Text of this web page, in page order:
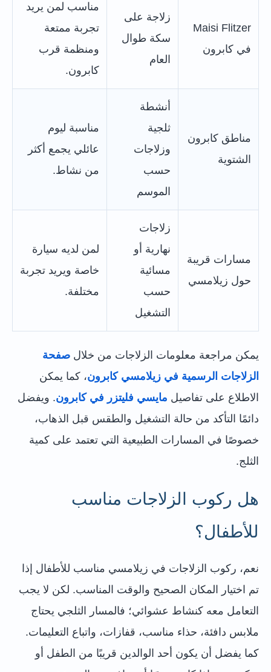
Maisi Flitzer
في كابرون
زلاجة على
سكة طوال
العام
مناسب لمن يريد
تجربة ممتعة
ومنظمة قرب
كابرون.
مناطق كابرون
الشتوية
أنشطة
ثلجية
وزلاجات
حسب
الموسم
مناسبة ليوم
عائلي يجمع أكثر
من نشاط.
مسارات قريبة
حول زيلامسي
زلاجات
نهارية أو
مسائية
حسب
التشغيل
لمن لديه سيارة
خاصة ويريد تجربة
مختلفة.
يمكن مراجعة معلومات الزلاجات من خلال صفحة
الزلاجات الرسمية في زيلامسي كابرون، كما يمكن
الاطلاع على تفاصيل مايسي فليتزر في كابرون. ويفضل
دائمًا التأكد من حالة التشغيل والطقس قبل الذهاب،
خصوصًا في المسارات الطبيعية التي تعتمد على كمية
الثلج.
هل ركوب الزلاجات مناسب
للأطفال؟
نعم، ركوب الزلاجات في زيلامسي مناسب للأطفال إذا
تم اختيار المكان الصحيح والوقت المناسب. لكن لا يجب
التعامل معه كنشاط عشوائي؛ فالمسار الثلجي يحتاج
ملابس دافئة، حذاء مناسب، قفازات، واتباع التعليمات.
كما يفضل أن يكون أحد الوالدين قريبًا من الطفل أو